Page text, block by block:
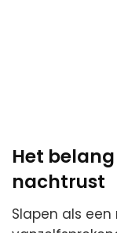
Het
nachtrust
Slapen als